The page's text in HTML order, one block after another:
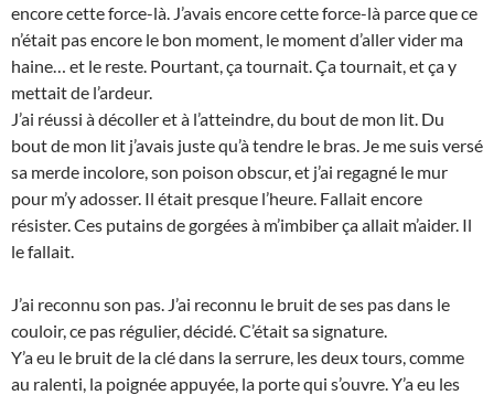
encore cette force-là. J’avais encore cette force-là parce que ce
n’était pas encore le bon moment, le moment d’aller vider ma
haine… et le reste. Pourtant, ça tournait. Ça tournait, et ça y
mettait de l’ardeur.
J’ai réussi à décoller et à l’atteindre, du bout de mon lit. Du
bout de mon lit j’avais juste qu’à tendre le bras. Je me suis versé
sa merde incolore, son poison obscur, et j’ai regagné le mur
pour m’y adosser. Il était presque l’heure. Fallait encore
résister. Ces putains de gorgées à m’imbiber ça allait m’aider. Il
le fallait.
J’ai reconnu son pas. J’ai reconnu le bruit de ses pas dans le
couloir, ce pas régulier, décidé. C’était sa signature.
Y’a eu le bruit de la clé dans la serrure, les deux tours, comme
au ralenti, la poignée appuyée, la porte qui s’ouvre. Y’a eu les